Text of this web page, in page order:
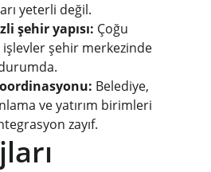
yeterli değil.
şehir yapısı: Çoğu
şehir merkezinde
Belediye,
ve yatırım birimleri
zayıf.